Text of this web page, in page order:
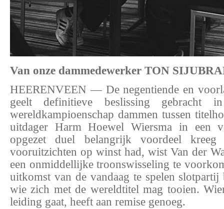
Van onze dammedewerker TON
HEERENVEEN — De negentiende en
geelt definitieve beslissing gebracht
wereldkampioenschap dammen tussen
uitdager Harm Hoewel Wiersma in een
opgezet duel belangrijk voordeel
vooruitzichten op winst had, wist Van der
een onmiddellijke troonswisseling te
uitkomst van de vandaag te spelen
wie zich met de wereldtitel mag tooien.
leiding gaat, heeft aan remise genoeg.